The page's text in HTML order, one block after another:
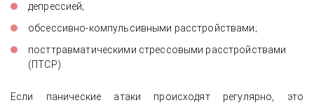
депрессией;
обсессивно-компульсивными расстройствами;
посттравматическими стрессовыми расстройствами
(ПТСР).
Если панические атаки происходят регулярно, это